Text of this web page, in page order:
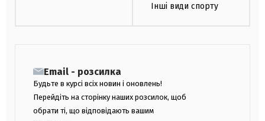
Інші види спорту
Email - розсилка
Будьте в курсі всіх новин і оновлень!
Перейдіть на сторінку наших розсилок, щоб
обрати ті, що відповідають вашим